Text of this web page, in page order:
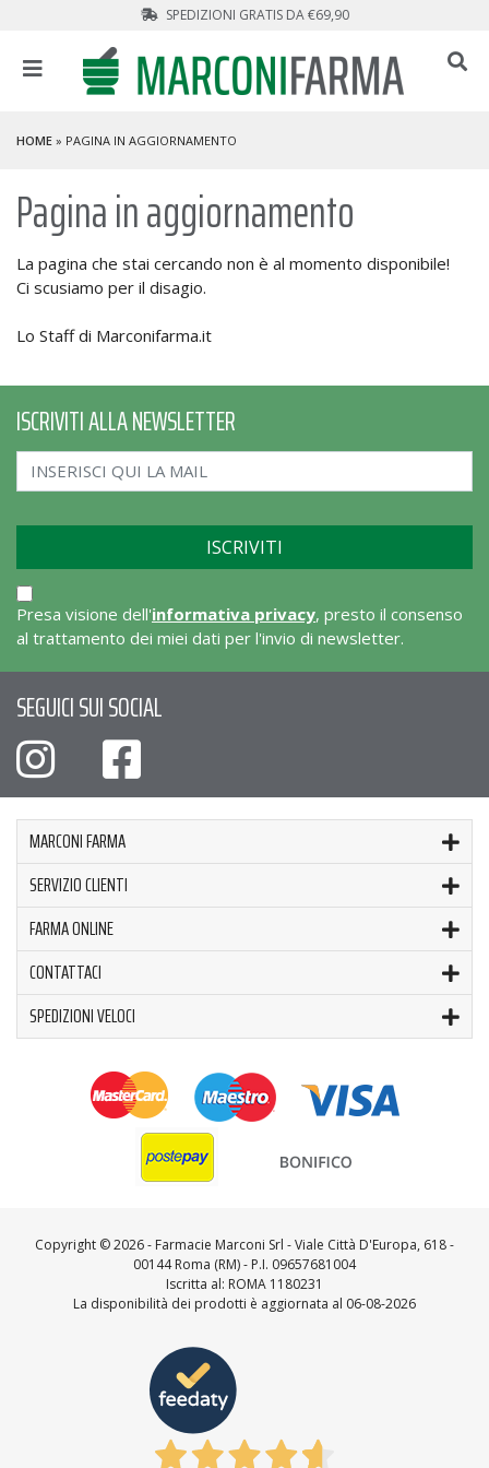
SPEDIZIONI GRATIS DA €69,90
HOME » PAGINA IN AGGIORNAMENTO
Pagina in aggiornamento
La pagina che stai cercando non è al momento disponibile!
Ci scusiamo per il disagio.
Lo Staff di Marconifarma.it
ISCRIVITI ALLA NEWSLETTER
Presa visione dell'informativa privacy, presto il consenso
al trattamento dei miei dati per l'invio di newsletter.
SEGUICI SUI SOCIAL
MARCONI FARMA
SERVIZIO CLIENTI
FARMA ONLINE
CONTATTACI
SPEDIZIONI VELOCI
Copyright ©2026 - Farmacie Marconi Srl - Viale Città D'Europa, 618 -
00144 Roma (RM) - P.I. 09657681004
Iscritta al: ROMA 1180231
La disponibilità dei prodotti è aggiornata al 06-08-2026